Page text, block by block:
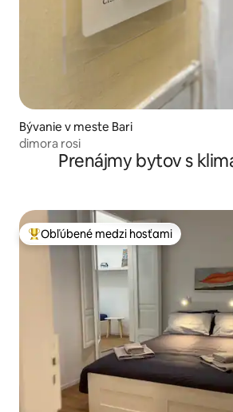
Bývanie v meste Bari
dimora rosi
Prenájmy bytov s
Najobľúbenejšie medzi hosťami
Obľúbené medzi hosťami